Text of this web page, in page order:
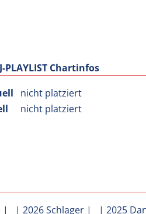
PLAYLIST Chartinfos
nicht platziert
nicht platziert
| | 2026 Schlager | | 2025